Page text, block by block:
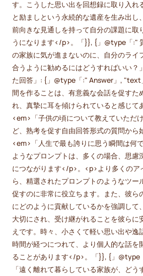
す。こうした思い出を回想録に取り入れ
と励ましという永続的な遺産を生み出し
前向きな見通しを持って自分の課題に取
うになります</p>。「}}, {」@type「:"
の家族に気が進まないのに、自分のライ
合うように勧めるにはどうすればいい？
た回答」: {」@type「:" Answer」, "text
間を作ることは、有意義な会話を促すた
れ、真摯に耳を傾けられていると感じて
<em>「子供の頃について教えていただ
ど、熟考を促す自由回答形式の質問から
<em>「人生で最も誇りに思う瞬間は何
ようなプロンプトは、多くの場合、思慮
につながります</p>。<p>より多くのア
ら、精選されたプロンプトのようなツー
促すのに非常に役立ちます。また、彼ら
にどのように貢献しているかを強調して
大切にされ、受け継がれることを彼らに
えです。時々、小さくて軽い思い出や逸
時間が経つにつれて、より個人的な話を
ることがあります</p>。「}}, {」@type
「遠く離れて暮らしている家族が、どう